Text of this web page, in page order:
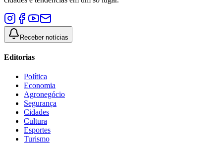
Receber notícias
Editorias
Política
Economia
Agronegócio
Segurança
Cidades
Cultura
Esportes
Turismo